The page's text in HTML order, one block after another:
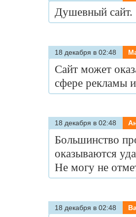
Душевный сайт.
18 декабря в 02:48
Сайт может
сфере рекламы
18 декабря в 02:48
Большинство
оказываются
Не могу не
18 декабря в 02:48